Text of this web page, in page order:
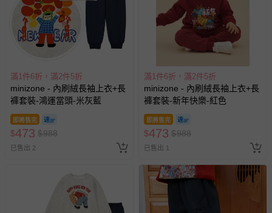
滿1件6折，滿2件5折
minizone - 內刷絨長袖上衣+長
褲套裝-鴻運當頭-米灰藍
即將售完
$473 $988
已售出 2
滿1件6折，滿2件5折
minizone - 內刷絨長袖上衣+長
褲套裝-新年快樂-紅色
即將售完
$473 $988
已售出 1